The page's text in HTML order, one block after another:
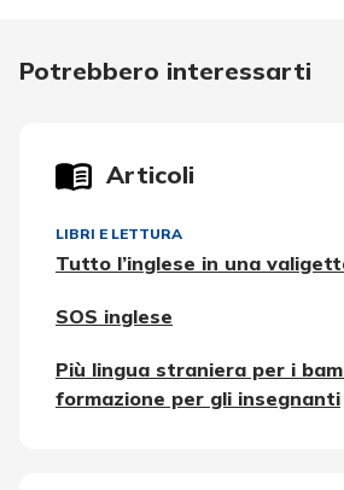
Potrebbero interessarti
Articoli
LIBRI E LETTURA
Tutto l’inglese in una
SOS inglese
Più lingua straniera per i
formazione per gli insegnanti